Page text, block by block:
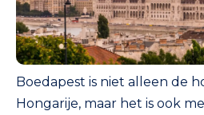
Boedapest is niet alleen de
Hongarije, maar het is ook